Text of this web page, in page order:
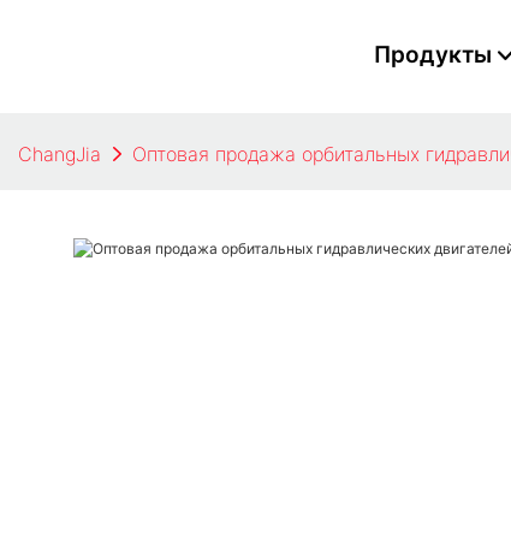
Продукты
ChangJia Оптовая продажа орбитальных